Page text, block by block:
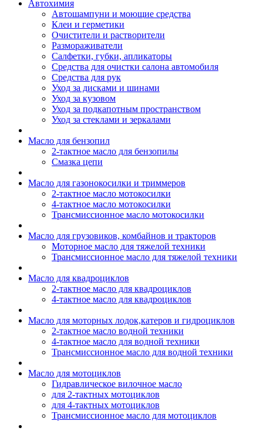
Автохимия
Автошампуни и моющие средства
Клеи и герметики
Очистители и растворители
Размораживатели
Салфетки, губки, апликаторы
Средства для очистки салона автомобиля
Средства для рук
Уход за дисками и шинами
Уход за кузовом
Уход за подкапотным пространством
Уход за стеклами и зеркалами
Масло для бензопил
2-тактное масло для бензопилы
Cмазка цепи
Масло для газонокосилки и триммеров
2-тактное масло мотокосилки
4-тактное масло мотокосилки
Трансмиссионное масло мотокосилки
Масло для грузовиков, комбайнов и тракторов
Моторное масло для тяжелой техники
Трансмиссионное масло для тяжелой техники
Масло для квадроциклов
2-тактное масло для квадроциклов
4-тактное масло для квадроциклов
Масло для моторных лодок,катеров и гидроциклов
2-тактное масло водной техники
4-тактное масло для водной техники
Трансмиссионное масло для водной техники
Масло для мотоциклов
Гидравлическое вилочное масло
для 2-тактных мотоциклов
для 4-тактных мотоциклов
Трансмиссионное масло для мотоциклов